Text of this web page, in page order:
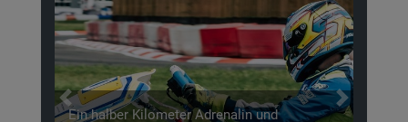
Ein halber Kilometer Adrenalin und
Previous Next